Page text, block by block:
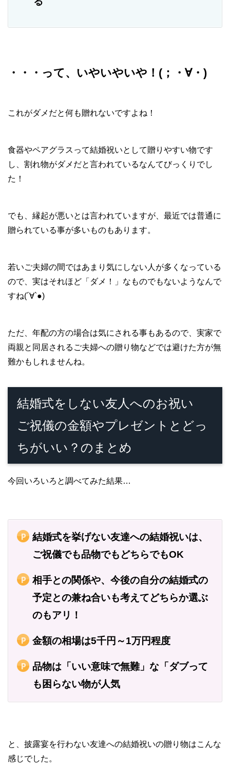
・・・って、いやいやいや！(；・∀・)
これがダメだと何も贈れないですよね！
食器やペアグラスって結婚祝いとして贈りやすい物です
し、割れ物がダメだと言われているなんてびっくりでし
た！
でも、縁起が悪いとは言われていますが、最近では普通に
贈られている事が多いものもあります。
若いご夫婦の間ではあまり気にしない人が多くなっている
ので、実はそれほど「ダメ！」なものでもないようなんで
すね(´∀`●)
ただ、年配の方の場合は気にされる事もあるので、実家で
両親と同居されるご夫婦への贈り物などでは避けた方が無
難かもしれませんね。
結婚式をしない友人へのお祝い
ご祝儀の金額やプレゼントとどっ
ちがいい？のまとめ
今回いろいろと調べてみた結果…
結婚式を挙げない友達への結婚祝いは、
ご祝儀でも品物でもどちらでもOK
相手との関係や、今後の自分の結婚式の
予定との兼ね合いも考えてどちらか選ぶ
のもアリ！
金額の相場は5千円～1万円程度
品物は「いい意味で無難」な「ダブって
も困らない物が人気
と、披露宴を行わない友達への結婚祝いの贈り物はこんな
感じでした。